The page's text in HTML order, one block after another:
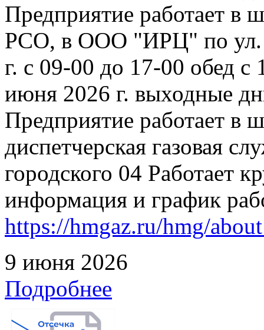
Предприятие работает в
РСО, в ООО "ИРЦ" по ул.
г. с 09-00 до 17-00 обед
июня 2026 г. выходные
Предприятие работает в
диспетчерская газовая
городского 04 Работает
информация и график
https://hmgaz.ru/hmg/
9 июня 2026
Подробнее